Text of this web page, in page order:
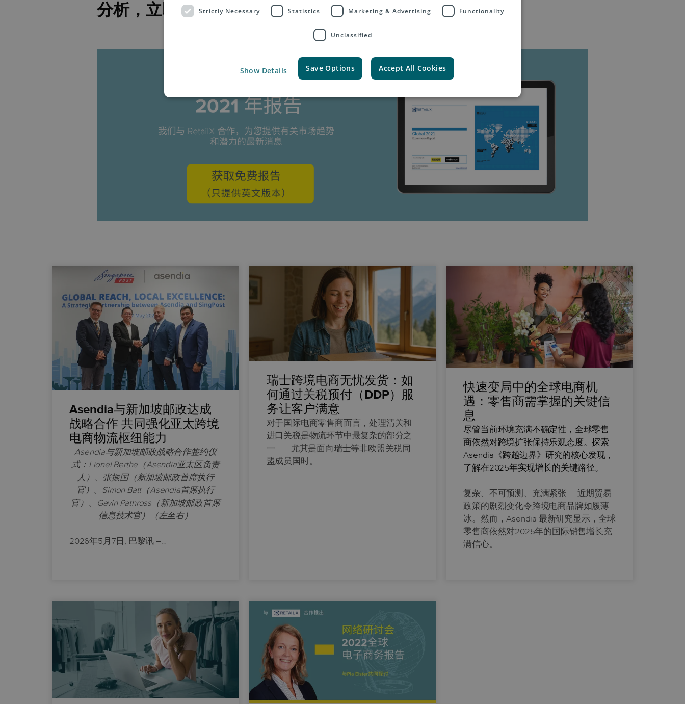
分析，立即下载《全球2021：电子商务报告》。
Asendia与新加坡邮政达成
战略合作 共同强化亚太跨境
电商物流枢纽能力
Asendia与新加坡邮政战略合作签约仪
式：Lionel Berthe（Asendia亚太区负责
人）、张振国（新加坡邮政首席执行
官）、Simon Batt（Asendia首席执行
官）、Gavin Pathross（新加坡邮政首席
信息技术官）（左至右）
2026年5月7日 , 巴黎讯–…
瑞士跨境电商无忧发货：如
何通过关税预付（DDP）服
务让客户满意
对于国际电商零售商而言，处理清关和
进口关税是物流环节中最复杂的部分之
一 ——尤其是面向瑞士等非欧盟关税同
盟成员国时。
快速变局中的全球电商机
遇：零售商需掌握的关键信
息
尽管当前环境充满不确定性，全球零售
商依然对跨境扩张保持乐观态度。探索
Asendia《跨越边界》研究的核心发现，
了解在2025年实现增长的关键路径。
复杂、不可预测、充满紧张……近期贸易
政策的剧烈变化令跨境电商品牌如履薄
冰。然而，Asendia 最新研究显示，全球
零售商依然对2025年的国际销售增长充
满信心。
Strictly Necessary Statistics Marketing & Advertising Functionality
Unclassified
Save Options Accept All Cookies
Show Details